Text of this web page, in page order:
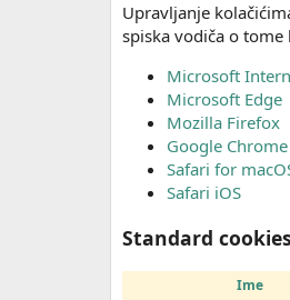
Upravljanje
spiska vodiča o
Microsoft
Microsoft Edge
Mozilla Firefox
Google Chrome
Safari for
Safari iOS
Standard
Ime